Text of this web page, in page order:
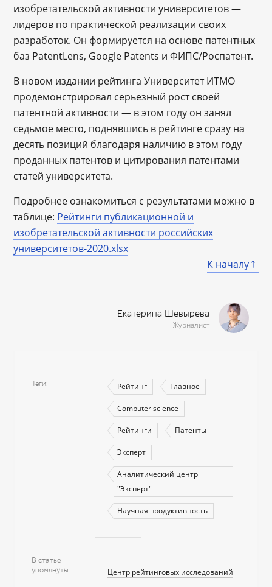
изобретательской активности университетов —
лидеров по практической реализации своих
разработок. Он формируется на основе патентных
баз PatentLens, Google Patents и ФИПС/Роспатент.
В новом издании рейтинга Университет ИТМО
продемонстрировал серьезный рост своей
патентной активности — в этом году он занял
седьмое место, поднявшись в рейтинге сразу на
десять позиций благодаря наличию в этом году
проданных патентов и цитирования патентами
статей университета.
Подробнее ознакомиться с результатами можно в
таблице: Рейтинги публикационной и
изобретательской активности российских
университетов-2020.xlsx
К началу
Екатерина Шевырёва
Журналист
Теги Рейтинг Главное
Computer science
Рейтинги Патенты
Эксперт
Аналитический центр
"Эксперт"
Научная продуктивность
В статье
упомянуты
Центр рейтинговых исследований